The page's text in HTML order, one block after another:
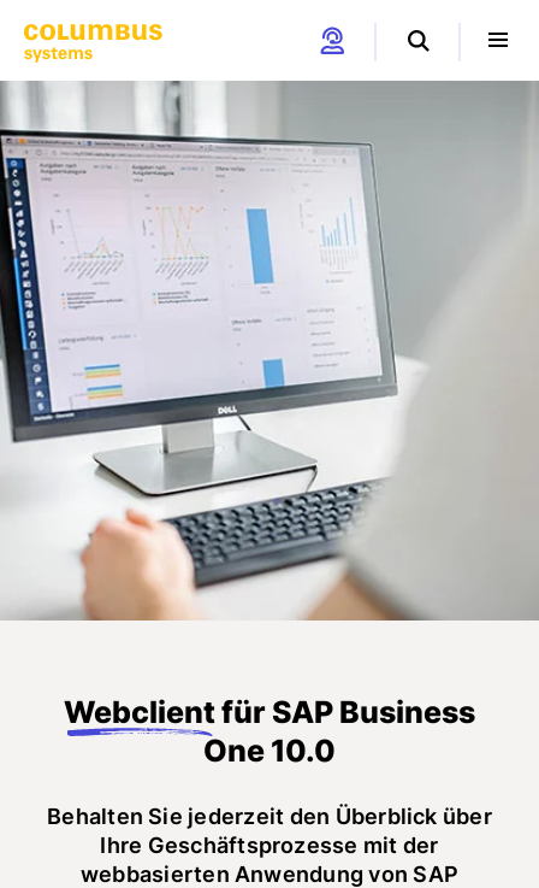
Webclientfür SAP Business
One 10.0
Behalten Sie jederzeit den Überblick über
Ihre Geschäftsprozesse mit der
webbasierten Anwendung von SAP